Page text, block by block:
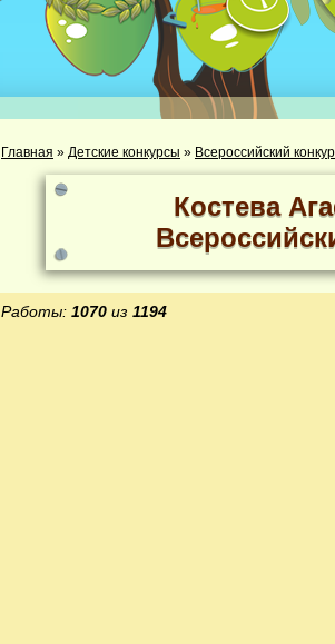
Главная » Детские конкурсы » Всероссийский
Костева
Работы: 1070 из 1194